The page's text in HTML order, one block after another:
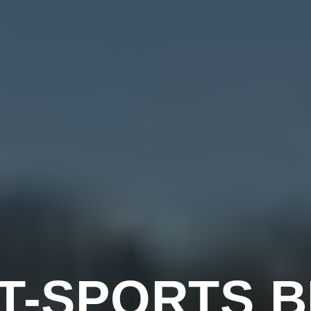
SPORTS